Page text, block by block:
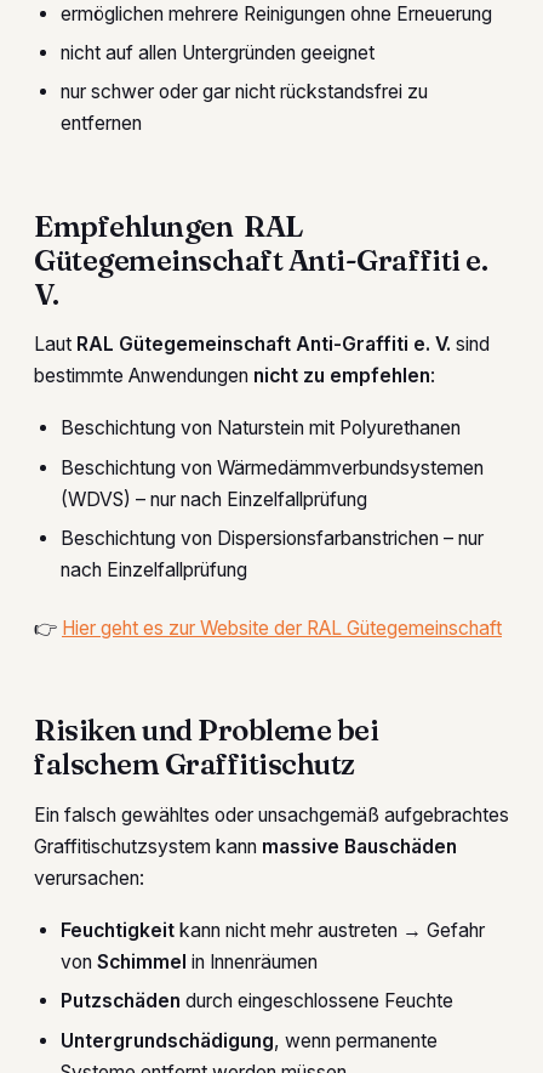
ermöglichen mehrere Reinigungen ohne Erneuerung
nicht auf allen Untergründen geeignet
nur schwer oder gar nicht rückstandsfrei zu
entfernen
Empfehlungen RAL
Gütegemeinschaft Anti-Graffiti e.
V.
Laut RAL Gütegemeinschaft Anti-Graffiti e. V. sind
bestimmte Anwendungen nicht zu empfehlen:
Beschichtung von Naturstein mit Polyurethanen
Beschichtung von Wärmedämmverbundsystemen
(WDVS) – nur nach Einzelfallprüfung
Beschichtung von Dispersionsfarbanstrichen – nur
nach Einzelfallprüfung
👉 Hier geht es zur Website der RAL Gütegemeinschaft
Risiken und Probleme bei
falschem Graffitischutz
Ein falsch gewähltes oder unsachgemäß aufgebrachtes
Graffitischutzsystem kann massive Bauschäden
verursachen:
Feuchtigkeitkann nicht mehr austreten → Gefahr
von Schimmel in Innenräumen
Putzschäden durch eingeschlossene Feuchte
Untergrundschädigung, wenn permanente